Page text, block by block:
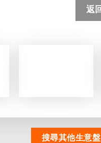
返
搜尋其他生意盤